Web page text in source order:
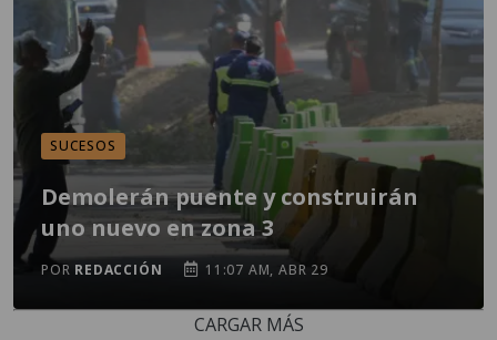
SUCESOS
Demolerán puente y construirán
uno nuevo en zona 3
POR REDACCIÓN 11:07 AM, ABR 29
CARGAR MÁS